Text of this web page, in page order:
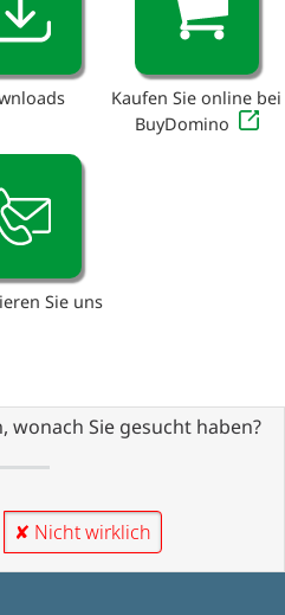
Kaufen Sie online bei
BuyDomino
Sie uns
wonach Sie gesucht haben?
✘ Nicht wirklich